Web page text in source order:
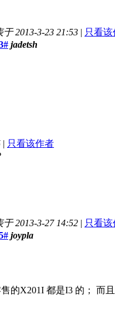
于 2013-3-23 21:53 | 只看该
jadetsh
| 只看该作者
于 2013-3-27 14:52 | 只看该
joypla
的X201I 都是I3 的； 而